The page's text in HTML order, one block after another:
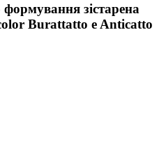
зістарена
Burattatto e Anticatto